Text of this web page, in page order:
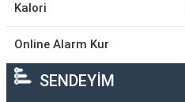
Kalori
Online Alarm Kur
SENDEYİM